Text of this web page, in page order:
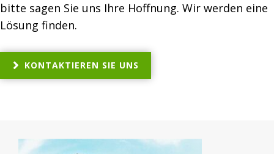
bitte sagen Sie uns Ihre Hoffnung. Wir werden eine
Lösung finden.
KONTAKTIEREN SIE UNS